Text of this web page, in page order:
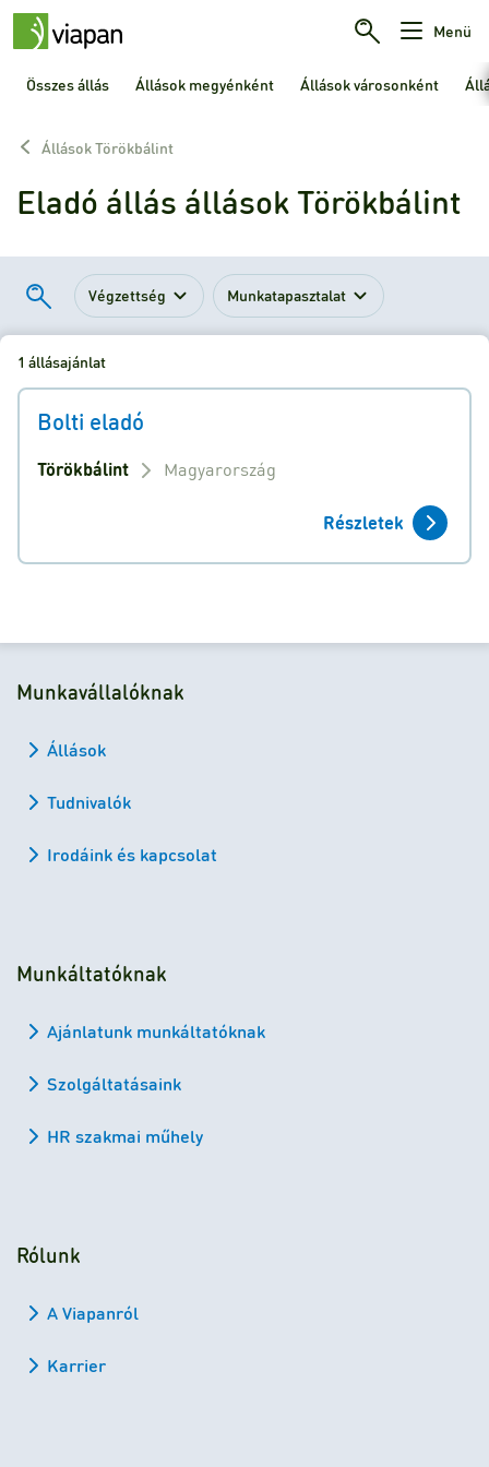
Menü
Összes állás Állások megyénként Állások városonként
Állások Törökbálint
Eladó állás állások Törökbálint
Végzettség Munkatapasztalat
1 állásajánlat
Bolti eladó
Törökbálint Magyarország
Részletek
Munkavállalóknak
Állások
Tudnivalók
Irodáink és kapcsolat
Munkáltatóknak
Ajánlatunk munkáltatóknak
Szolgáltatásaink
HR szakmai műhely
Rólunk
A Viapanról
Karrier